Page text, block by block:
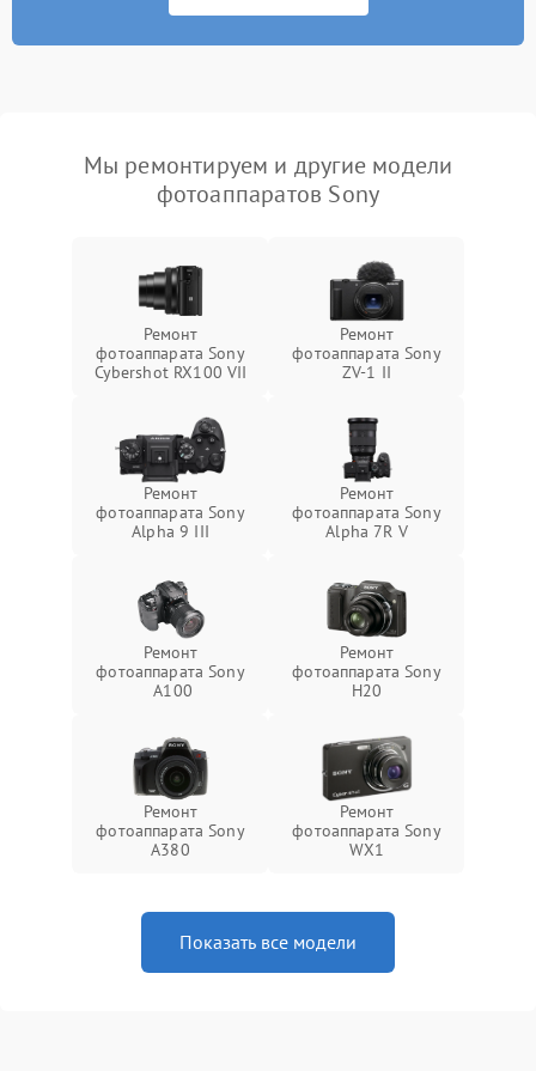
Мы ремонтируем и другие модели
фотоаппаратов Sony
Ремонт
фотоаппарата Sony
Cybershot RX100 VII
Ремонт
фотоаппарата Sony
ZV-1 II
Ремонт
фотоаппарата Sony
Alpha 9 III
Ремонт
фотоаппарата Sony
Alpha 7R V
Ремонт
фотоаппарата Sony
A100
Ремонт
фотоаппарата Sony
H20
Ремонт
фотоаппарата Sony
A380
Ремонт
фотоаппарата Sony
WX1
Показать все модели